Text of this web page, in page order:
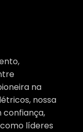
na
nossa
confiança,
líderes